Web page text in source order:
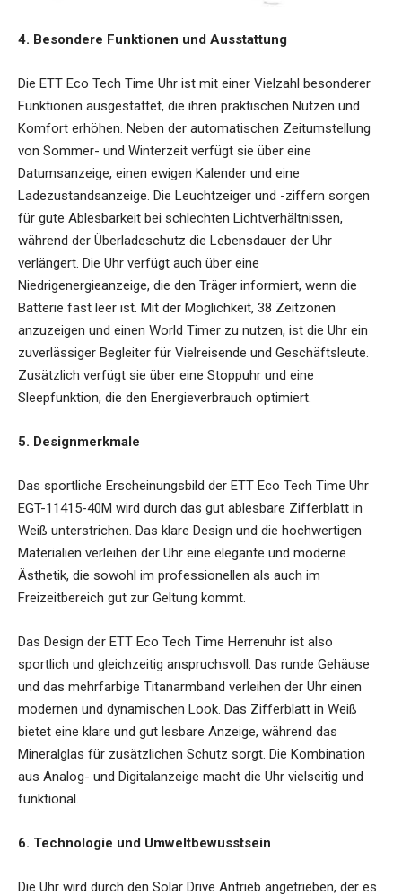
4. Besondere Funktionen und Ausstattung
Die ETT Eco Tech Time Uhr ist mit einer Vielzahl besonderer
Funktionen ausgestattet, die ihren praktischen Nutzen und
Komfort erhöhen. Neben der automatischen Zeitumstellung
von Sommer- und Winterzeit verfügt sie über eine
Datumsanzeige, einen ewigen Kalender und eine
Ladezustandsanzeige. Die Leuchtzeiger und -ziffern sorgen
für gute Ablesbarkeit bei schlechten Lichtverhältnissen,
während der Überladeschutz die Lebensdauer der Uhr
verlängert. Die Uhr verfügt auch über eine
Niedrigenergieanzeige, die den Träger informiert, wenn die
Batterie fast leer ist. Mit der Möglichkeit, 38 Zeitzonen
anzuzeigen und einen World Timer zu nutzen, ist die Uhr ein
zuverlässiger Begleiter für Vielreisende und Geschäftsleute.
Zusätzlich verfügt sie über eine Stoppuhr und eine
Sleepfunktion, die den Energieverbrauch optimiert.
5. Designmerkmale
Das sportliche Erscheinungsbild der ETT Eco Tech Time Uhr
EGT-11415-40M wird durch das gut ablesbare Zifferblatt in
Weiß unterstrichen. Das klare Design und die hochwertigen
Materialien verleihen der Uhr eine elegante und moderne
Ästhetik, die sowohl im professionellen als auch im
Freizeitbereich gut zur Geltung kommt.
Das Design der ETT Eco Tech Time Herrenuhr ist also
sportlich und gleichzeitig anspruchsvoll. Das runde Gehäuse
und das mehrfarbige Titanarmband verleihen der Uhr einen
modernen und dynamischen Look. Das Zifferblatt in Weiß
bietet eine klare und gut lesbare Anzeige, während das
Mineralglas für zusätzlichen Schutz sorgt. Die Kombination
aus Analog- und Digitalanzeige macht die Uhr vielseitig und
funktional.
6. Technologie und Umweltbewusstsein
Die Uhr wird durch den Solar Drive Antrieb angetrieben, der es